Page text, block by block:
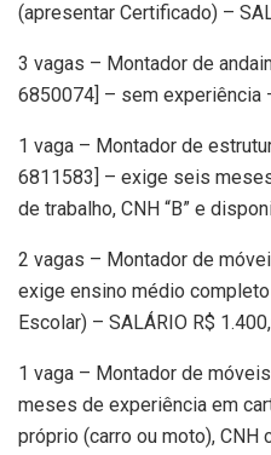
(apresentar Certificado) –
3 vagas – Montador de
6850074] – sem experiência
1 vaga – Montador de
6811583] – exige seis
de trabalho, CNH “B” e
2 vagas – Montador de
exige ensino médio
Escolar) – SALÁRIO R$
1 vaga – Montador de
meses de experiência em
próprio (carro ou moto),